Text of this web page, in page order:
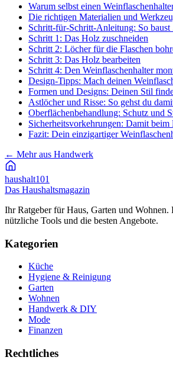
Warum selbst einen
Die richtigen Materialien und
Schritt-für-Schritt-Anleitung: So baust
Schritt 1: Das Holz zuschneiden
Schritt 2: Löcher für die Flaschen
Schritt 3: Das Holz bearbeiten
Schritt 4: Den Weinflaschenhalter
Design-Tipps: Mach deinen
Formen und Designs: Deinen Stil
Astlöcher und Risse: So gehst du
Oberflächenbehandlung: Schutz und
Sicherheitsvorkehrungen: Damit beim
Fazit: Dein einzigartiger
← Mehr aus Handwerk
haushalt101
Das Haushaltsmagazin
Ihr Ratgeber für Haus, Garten und Wohnen.
nützliche Tools und die besten Angebote.
Kategorien
Küche
Hygiene & Reinigung
Garten
Wohnen
Handwerk & DIY
Mode
Finanzen
Rechtliches